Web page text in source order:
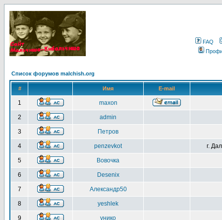
FAQ
Список форумов malchish.org
# Имя E-mail
1 maxon
2 admin
3 Петров
4 penzevkot г.
5 Вовочка
6 Desenix
7 Александр50
8 yeshlek
9 унико